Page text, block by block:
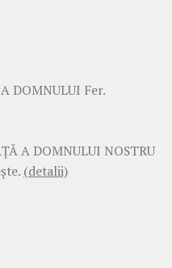
DOMNULUI Fer.
A DOMNULUI NOSTRU
(detalii)